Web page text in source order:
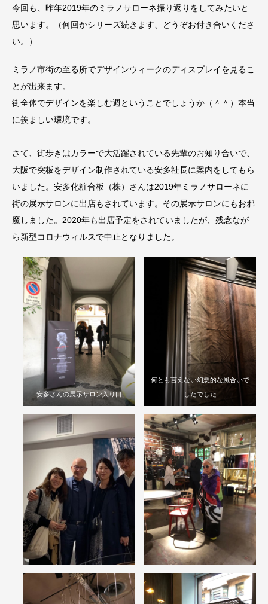
今回も、昨年2019年のミラノサローネ振り返りをしてみたいと
思います。（何回かシリーズ続きます、どうぞお付き合いくださ
い。）
ミラノ市街の至る所でデザインウィークのディスプレイを見るこ
とが出来ます。
街全体でデザインを楽しむ週ということでしょうか（＾＾）本当
に羨ましい環境です。
さて、街歩きはカラーで大活躍されている先輩のお知り合いで、
大阪で突板をデザイン制作されている安多社長に案内をしてもら
いました。安多化粧合板（株）さんは2019年ミラノサローネに
街の展示サロンに出店もされています。その展示サロンにもお邪
魔しました。2020年も出店予定をされていましたが、残念なが
ら新型コロナウィルスで中止となりました。
安多さんの展示サロン入り口
何とも言えない幻想的な風合いで
したでした